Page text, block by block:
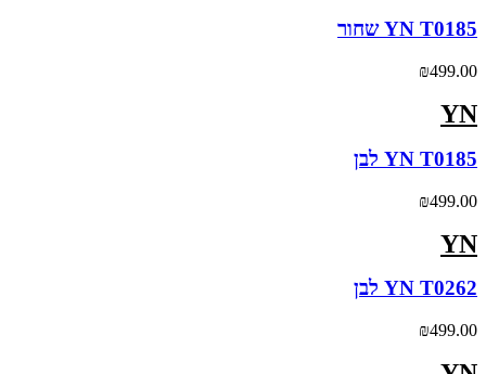
YN T0185 שחור
₪499.00
YN
YN T0185 לבן
₪499.00
YN
YN T0262 לבן
₪499.00